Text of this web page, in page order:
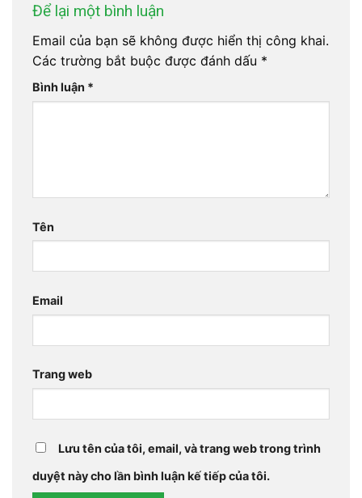
Để lại một bình luận
Email của bạn sẽ không được hiển thị công khai.
Các trường bắt buộc được đánh dấu *
Bình luận *
Tên
Email
Trang web
Lưu tên của tôi, email, và trang web trong trình
duyệt này cho lần bình luận kế tiếp của tôi.